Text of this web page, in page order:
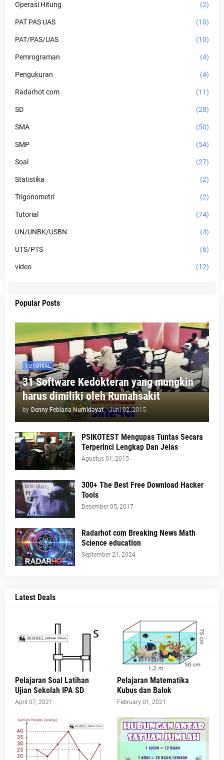
Operasi Hitung (2)
PAT PAS UAS (10)
PAT/PAS/UAS (10)
Pemrograman (4)
Pengukuran (4)
Radarhot com (11)
SD (28)
SMA (50)
SMP (54)
Soal (27)
Statistika (2)
Trigonometri (2)
Tutorial (74)
UN/UNBK/USBN (4)
UTS/PTS (6)
video (12)
Popular Posts
TUTORIAL
31 Software Kedokteran yang mungkin
harus dimiliki oleh Rumahsakit
by Denny Febiana Nurhidayat - Juni 02, 2015
PSIKOTEST Mengupas Tuntas Secara
Terperinci Lengkap Dan Jelas
Agustus 01, 2015
300+ The Best Free Download Hacker
Tools
Desember 05, 2017
Radarhot com Breaking News Math
Science education
September 21, 2024
Latest Deals
Pelajaran Soal Latihan
Ujian Sekolah IPA SD
April 07, 2021
Pelajaran Matematika
Kubus dan Balok
February 01, 2021